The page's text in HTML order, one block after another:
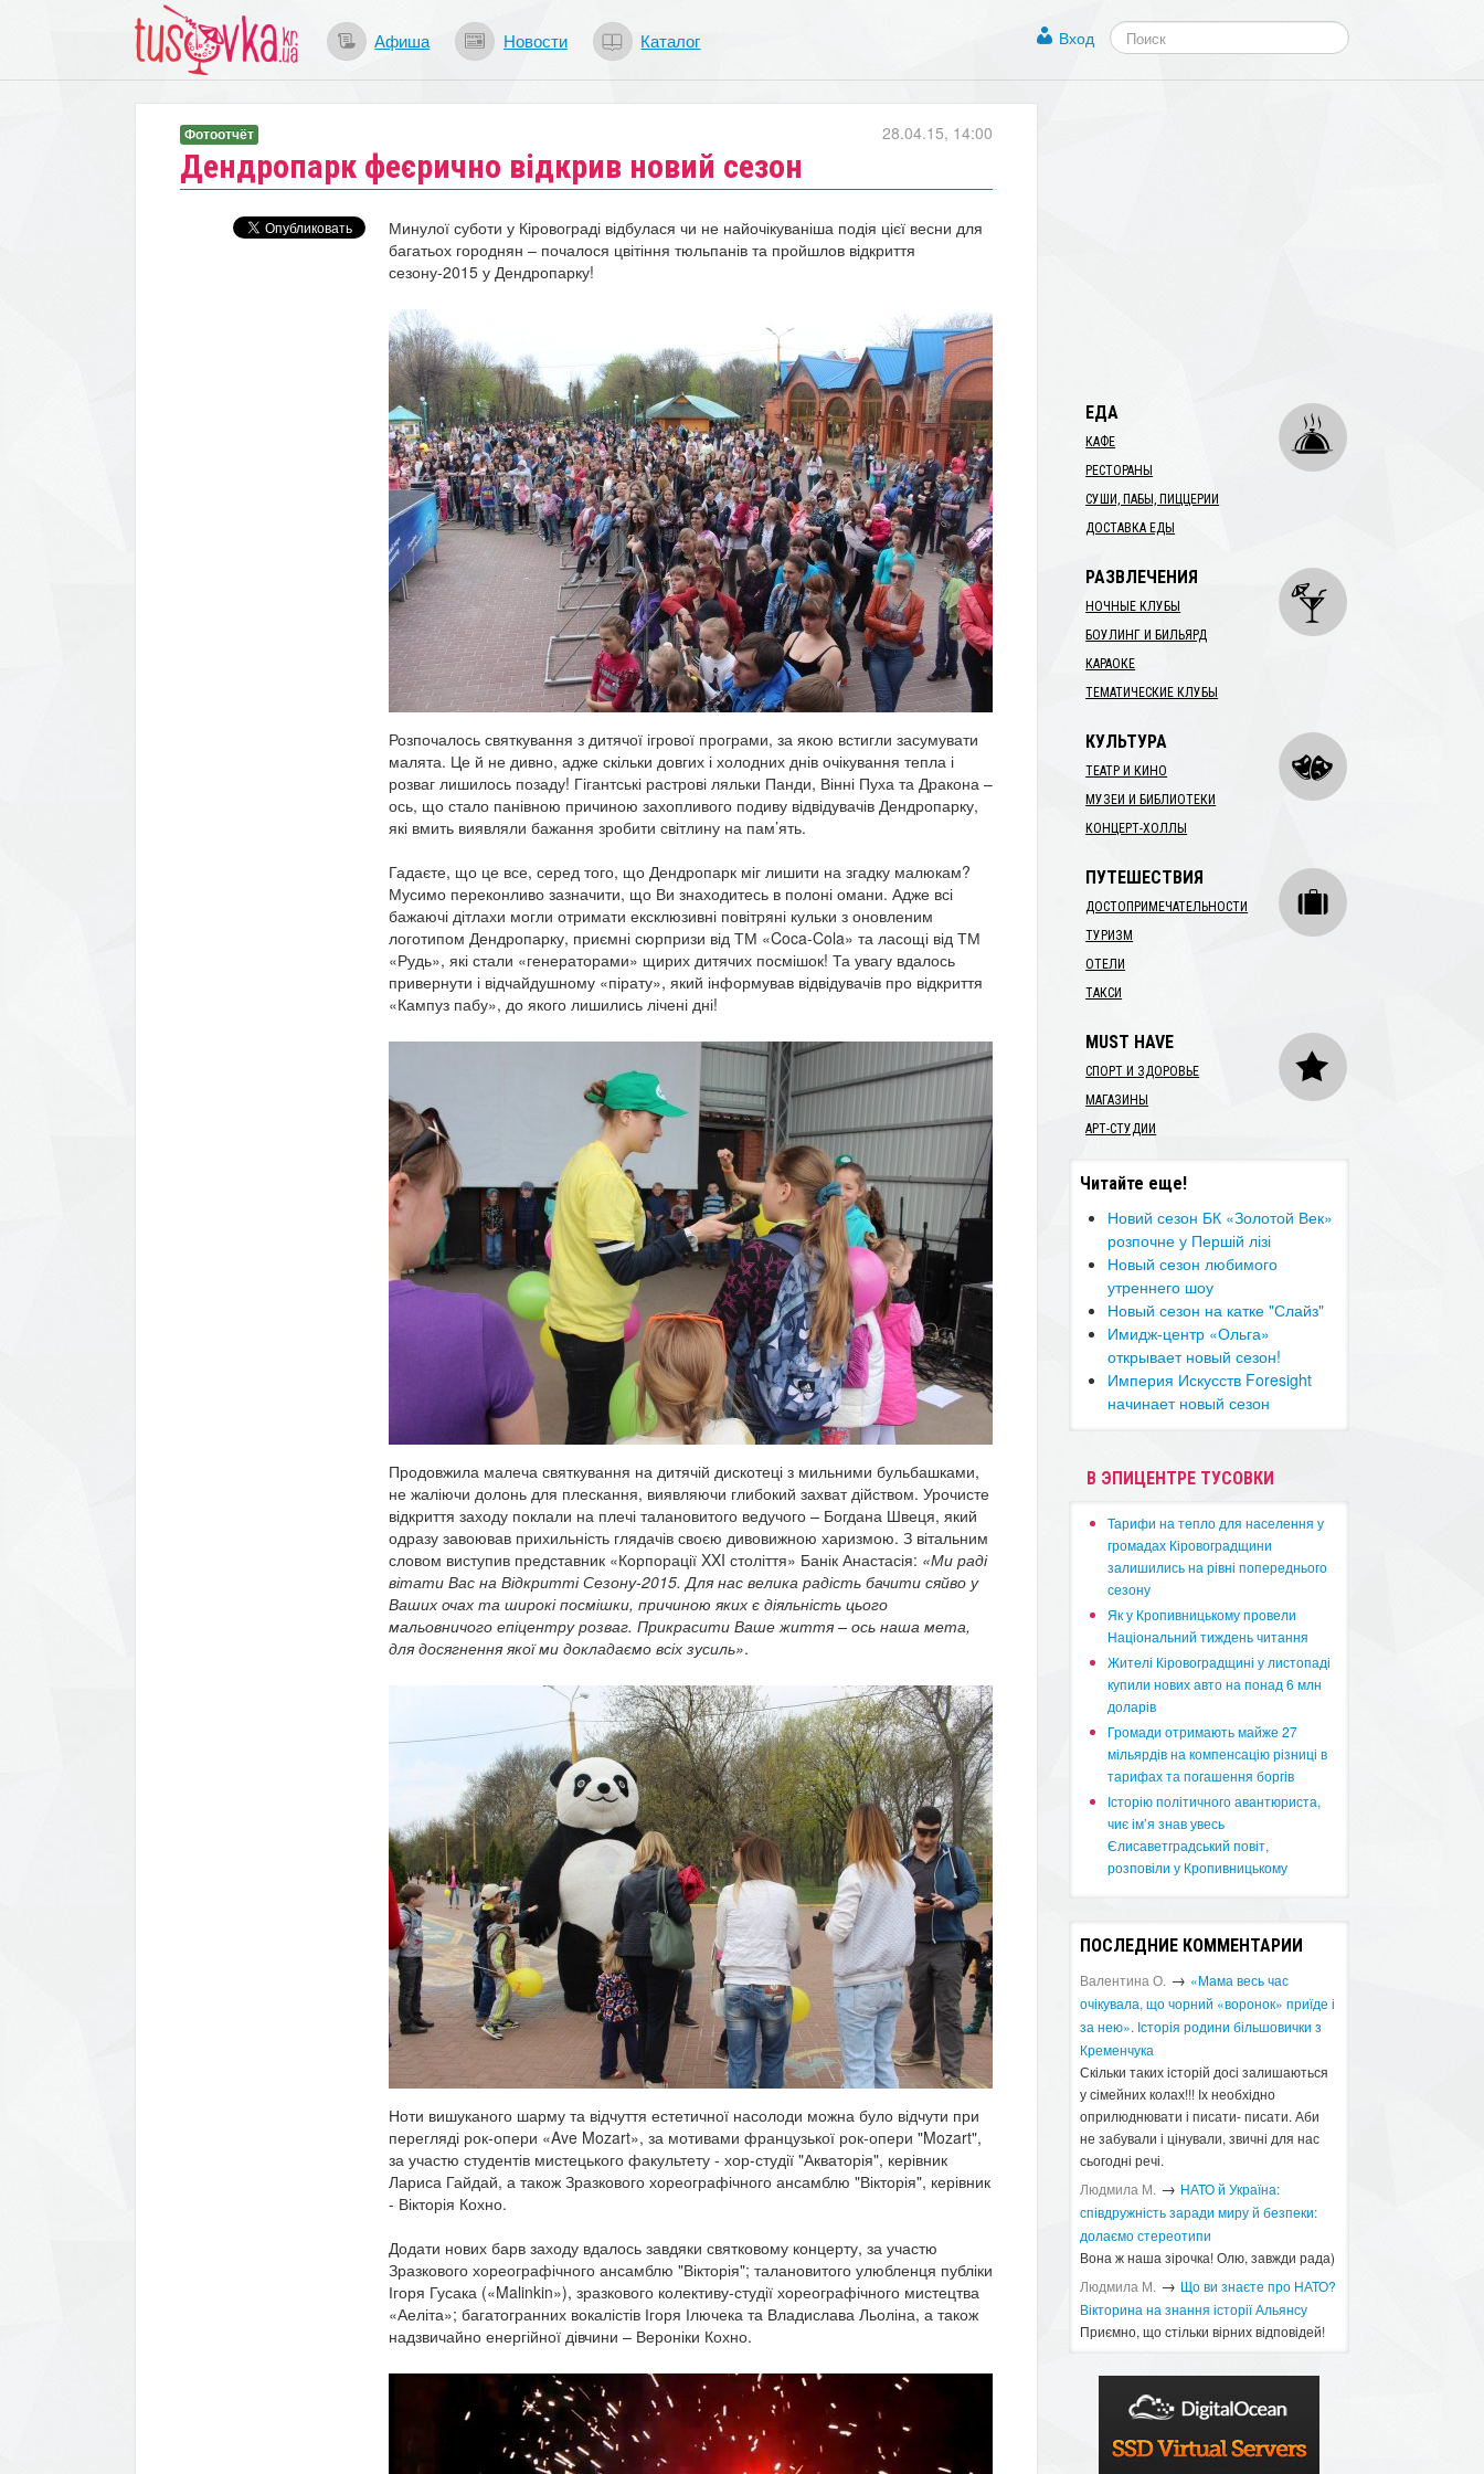
Афиша Новости Каталог Вход
Дендропарк феєрично відкрив новий сезон
28.04.15, 14:00
Фотоотчёт
Минулої суботи у Кіровограді відбулася чи не найочікуваніша подія цієї весни для
багатьох городнян – почалося цвітіння тюльпанів та пройшлов відкриття
сезону-2015 у Дендропарку!
Розпочалось святкування з дитячої ігрової програми, за якою встигли засумувати
малята. Це й не дивно, адже скільки довгих і холодних днів очікування тепла і
розваг лишилось позаду! Гігантські растрові ляльки Панди, Вінні Пуха та Дракона –
ось, що стало панівною причиною захопливого подиву відвідувачів Дендропарку,
які вмить виявляли бажання зробити світлину на пам’ять.
Гадаєте, що це все, серед того, що Дендропарк міг лишити на згадку малюкам?
Мусимо переконливо зазначити, що Ви знаходитесь в полоні омани. Адже всі
бажаючі дітлахи могли отримати ексклюзивні повітряні кульки з оновленим
логотипом Дендропарку, приємні сюрпризи від ТМ «Coca-Cola» та ласощі від ТМ
«Рудь», які стали «генераторами» щирих дитячих посмішок! Та увагу вдалось
привернути і відчайдушному «пірату», який інформував відвідувачів про відкриття
«Кампуз пабу», до якого лишились лічені дні!
Продовжила малеча святкування на дитячій дискотеці з мильними бульбашками,
не жаліючи долонь для плескання, виявляючи глибокий захват дійством. Урочисте
відкриття заходу поклали на плечі талановитого ведучого – Богдана Швеця, який
одразу завоював прихильність глядачів своєю дивовижною харизмою. З вітальним
словом виступив представник «Корпорації XXI століття» Банік Анастасія: «Ми раді
вітати Вас на Відкритті Сезону-2015. Для нас велика радість бачити сяйво у
Ваших очах та широкі посмішки, причиною яких є діяльність цього
мальовничого епіцентру розваг. Прикрасити Ваше життя – ось наша мета,
для досягнення якої ми докладаємо всіх зусиль».
Ноти вишуканого шарму та відчуття естетичної насолоди можна було відчути при
перегляді рок-опери «Ave Mozart», за мотивами французької рок-опери "Mozart",
за участю студентів мистецького факультету - хор-студії "Акваторія", керівник
Лариса Гайдай, а також Зразкового хореографічного ансамблю "Вікторія", керівник
- Вікторія Кохно.
Додати нових барв заходу вдалось завдяки святковому концерту, за участю
Зразкового хореографічного ансамблю "Вікторія"; талановитого улюбленця публіки
Ігоря Гусака («Malinkin»), зразкового колективу-студії хореографічного мистецтва
«Аеліта»; багатогранних вокалістів Ігоря Ілючека та Владислава Льоліна, а також
надзвичайно енергійної дівчини – Вероніки Кохно.
ЕДА
КАФЕ
РЕСТОРАНЫ
СУШИ, ПАБЫ, ПИЦЦЕРИИ
ДОСТАВКА ЕДЫ
РАЗВЛЕЧЕНИЯ
НОЧНЫЕ КЛУБЫ
БОУЛИНГ И БИЛЬЯРД
КАРАОКЕ
ТЕМАТИЧЕСКИЕ КЛУБЫ
КУЛЬТУРА
ТЕАТР И КИНО
МУЗЕИ И БИБЛИОТЕКИ
КОНЦЕРТ-ХОЛЛЫ
ПУТЕШЕСТВИЯ
ДОСТОПРИМЕЧАТЕЛЬНОСТИ
ТУРИЗМ
ОТЕЛИ
ТАКСИ
MUST HAVE
СПОРТ И ЗДОРОВЬЕ
МАГАЗИНЫ
АРТ-СТУДИИ
Читайте еще!
Новий сезон БК «Золотой Век»
розпочне у Першій лізі
Новый сезон любимого
утреннего шоу
Новый сезон на катке "Слайз"
​Имидж-центр «Ольга»
открывает новый сезон!
​Империя Искусств Foresight
начинает новый сезон
В ЭПИЦЕНТРЕ ТУСОВКИ
​Тарифи на тепло для населення у
громадах Кіровоградщини
залишились на рівні попереднього
сезону
​Як у Кропивницькому провели
Національний тиждень читання
​Жителі Кіровоградщині у листопаді
купили нових авто на понад 6 млн
доларів
​Громади отримають майже 27
мільярдів на компенсацію різниці в
тарифах та погашення боргів
Історію політичного авантюриста,
чиє ім’я знав увесь
Єлисаветградський повіт,
розповіли у Кропивницькому
ПОСЛЕДНИЕ КОММЕНТАРИИ
Валентина О. → «Мама весь час
очікувала, що чорний «воронок» приїде і
за нею». Історія родини більшовички з
Кременчука
Скільки таких історій досі залишаються
у сімейних колах!!! Іх необхідно
оприлюднювати і писати- писати. Аби
не забували і цінували, звичні для нас
сьогодні речі.
Людмила М. → ​НАТО й Україна:
співдружність заради миру й безпеки:
долаємо стереотипи
Вона ж наша зірочка! Олю, завжди рада)
Людмила М. → Що ви знаєте про НАТО?
Вікторина на знання історії Альянсу ​
Приємно, що стільки вірних відповідей!